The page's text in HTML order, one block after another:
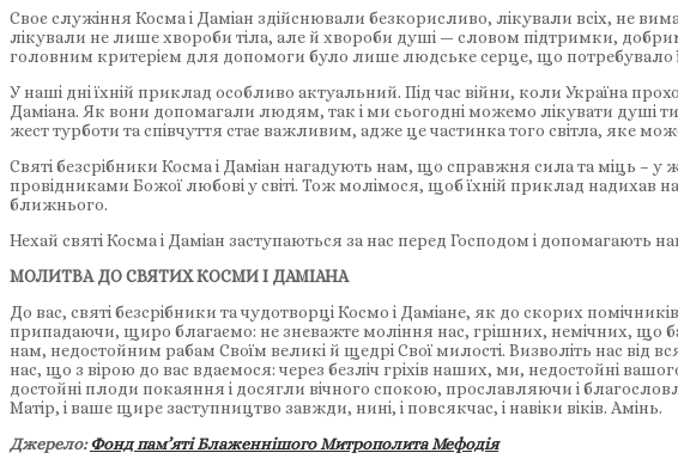
Своє служіння Косма і Даміан здійснювали безкорисливо, лікували всіх, не
лікували не лише хвороби тіла, але й хвороби душі — словом підтримки,
головним критерієм для допомоги було лише людське серце, що потребувало
У наші дні їхній приклад особливо актуальний. Під час війни, коли Україна
Даміана. Як вони допомагали людям, так і ми сьогодні можемо лікувати душі
жест турботи та співчуття стає важливим, адже це частинка того світла, яке
Святі безсрібники Косма і Даміан нагадують нам, що справжня сила та міць –
провідниками Божої любові у світі. Тож молімося, щоб їхній приклад надихав
ближнього.
Нехай святі Косма і Даміан заступаються за нас перед Господом і допомагають
МОЛИТВА ДО СВЯТИХ КОСМИ І ДАМІАНА
До вас, святі безсрібники та чудотворці Космо і Даміане, як до скорих
припадаючи, щиро благаємо: не зневажте моління нас, грішних, немічних, що
нам, недостойним рабам Своїм великі й щедрі Свої милості. Визволіть нас від
нас, що з вірою до вас вдаємося: через безліч гріхів наших, ми, недостойні
достойні плоди покаяння і досягли вічного спокою, прославляючи і
Матір, і ваше щире заступництво завжди, нині, і повсякчас, і навіки віків. Амінь.
Джерело:Фонд пам’яті Блаженнішого Митрополита Мефодія